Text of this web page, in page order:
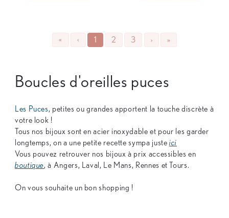
« ‹ 1 2 3 › »
Boucles d'oreilles puces
Les Puces, petites ou grandes apportent la touche discrète à
votre look !
Tous nos bijoux sont en acier inoxydable et pour les garder
longtemps, on a une petite recette sympa justeici
Vous pouvez retrouver nos bijoux à prix accessibles en
boutique, à Angers, Laval, Le Mans, Rennes et Tours.
On vous souhaite un bon shopping !